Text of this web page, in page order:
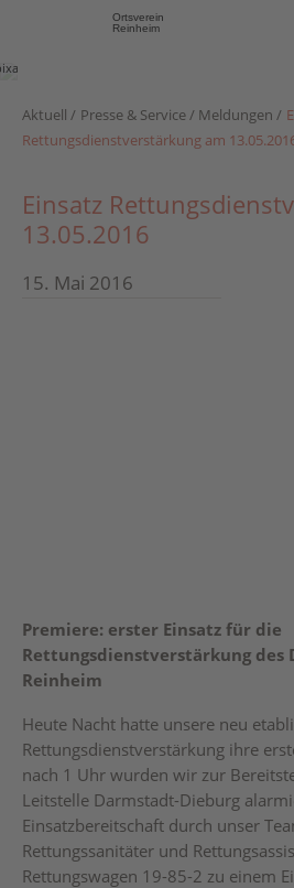
Ortsverein
Reinheim
Aktuell Presse & Service Meldungen
Rettungsdienstverstärkung am
Einsatz
13.05.2016
15. Mai 2016
Premiere: erster Einsatz für die
Rettungsdienstverstärkung des
Reinheim
Heute Nacht hatte unsere neu
Rettungsdienstverstärkung ihre
nach 1 Uhr wurden wir zur
Leitstelle Darmstadt-Dieburg
Einsatzbereitschaft durch unser
Rettungssanitäter und
Rettungswagen 19-85-2 zu einem